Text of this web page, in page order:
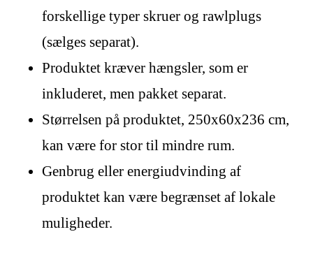
forskellige typer skruer og rawlplugs
(sælges separat).
Produktet kræver hængsler, som er
inkluderet, men pakket separat.
Størrelsen på produktet, 250x60x236 cm,
kan være for stor til mindre rum.
Genbrug eller energiudvinding af
produktet kan være begrænset af lokale
muligheder.